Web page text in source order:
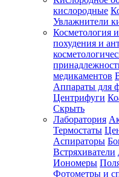
Зарегистрироваться
Зачем
регистрироваться?
Все
покупки
одном
месте
Личный
кислородные
Увлажнители
Косметология
похудения и
медикаментов
Аппараты для
Центрифуги
Скрыть
Лаборатория
Термостаты
Аспираторы
Встряхиватели
Иономеры
Фотометры и